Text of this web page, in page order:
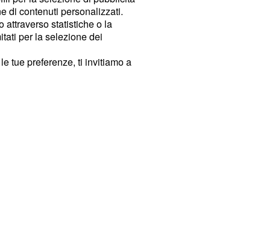
di contenuti personalizzati.
attraverso statistiche o la
per la selezione dei
tue preferenze, ti invitiamo a